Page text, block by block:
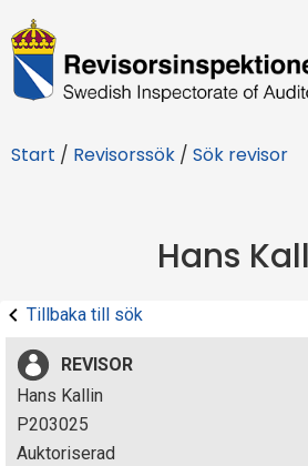
R
e
i
r
s
i
n
Start / Revisorssök / Sök revisor
Hans
Tillbaka till sök
REVISOR
Hans Kallin
P203025
Auktoriserad